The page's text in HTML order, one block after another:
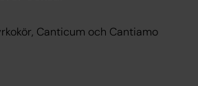
Canticum och Cantiamo